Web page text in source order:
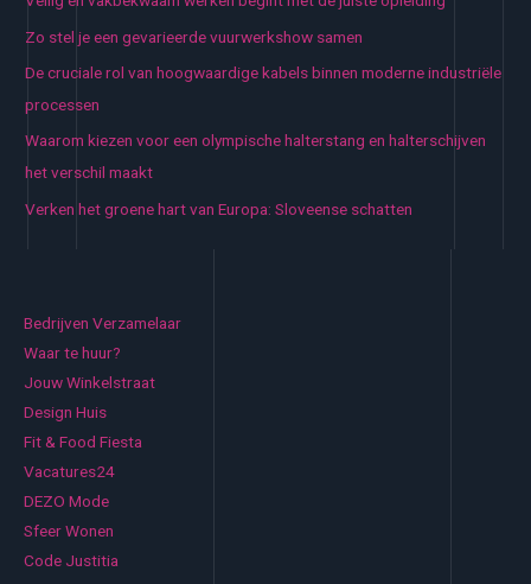
Zo stel je een gevarieerde vuurwerkshow samen
De cruciale rol van hoogwaardige kabels binnen moderne industriële
processen
Waarom kiezen voor een olympische halterstang en halterschijven
het verschil maakt
Verken het groene hart van Europa: Sloveense schatten
Bedrijven Verzamelaar
Waar te huur?
Jouw Winkelstraat
Design Huis
Fit & Food Fiesta
Vacatures24
DEZO Mode
Sfeer Wonen
Code Justitia